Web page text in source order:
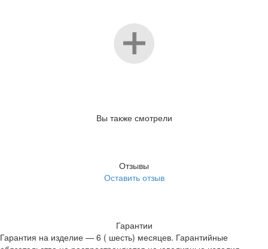
Вы также смотрели
Отзывы
Оставить отзыв
Гарантии
Гарантия на изделие — 6 ( шесть) месяцев. Гарантийные